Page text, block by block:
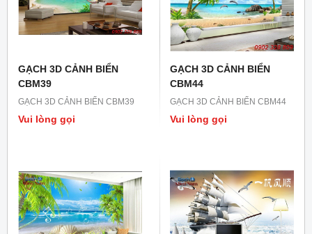
GẠCH 3D CẢNH BIỂN
CBM39
GẠCH 3D CẢNH BIỂN CBM39
Vui lòng gọi
GẠCH 3D CẢNH BIỂN
CBM44
GẠCH 3D CẢNH BIỂN CBM44
Vui lòng gọi